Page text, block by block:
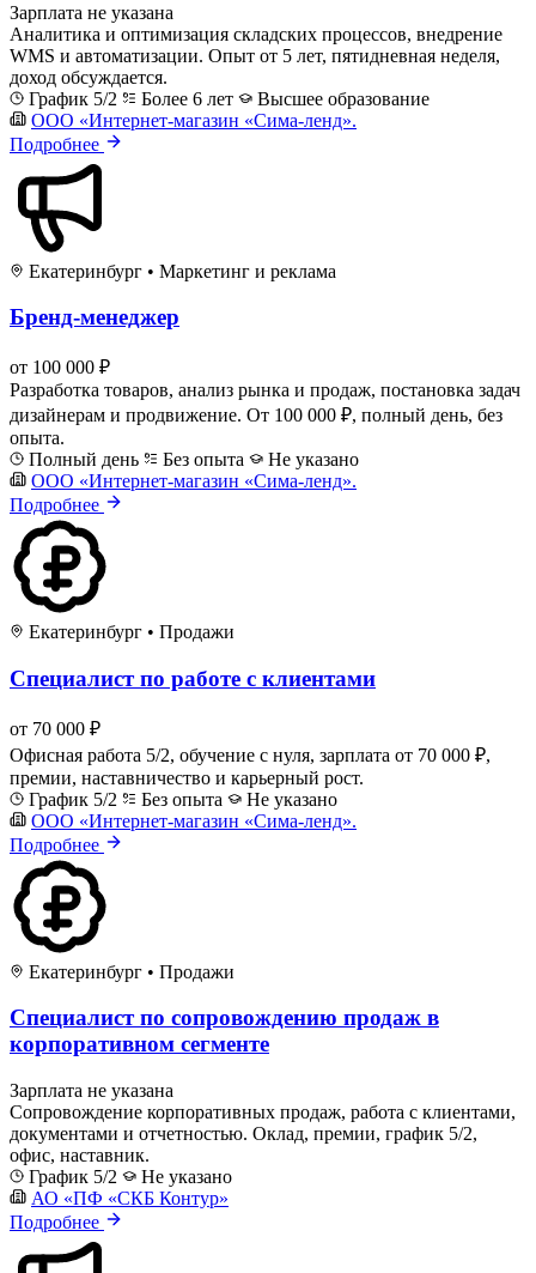
Зарплата не указана
Аналитика и оптимизация складских процессов, внедрение
WMS и автоматизации. Опыт от 5 лет, пятидневная неделя,
доход обсуждается.
График 5/2
Более 6 лет
Высшее образование
ООО «Интернет-магазин «Сима-ленд».
Подробнее
Екатеринбург • Маркетинг и реклама
Бренд-менеджер
от 100 000 ₽
Разработка товаров, анализ рынка и продаж, постановка задач
дизайнерам и продвижение. От 100 000 ₽, полный день, без
опыта.
Полный день
Без опыта
Не указано
ООО «Интернет-магазин «Сима-ленд».
Подробнее
Екатеринбург • Продажи
Специалист по работе с клиентами
от 70 000 ₽
Офисная работа 5/2, обучение с нуля, зарплата от 70 000 ₽,
премии, наставничество и карьерный рост.
График 5/2
Без опыта
Не указано
ООО «Интернет-магазин «Сима-ленд».
Подробнее
Екатеринбург • Продажи
Специалист по сопровождению продаж в
корпоративном сегменте
Зарплата не указана
Сопровождение корпоративных продаж, работа с клиентами,
документами и отчетностью. Оклад, премии, график 5/2,
офис, наставник.
График 5/2
Не указано
АО «ПФ «СКБ Контур»
Подробнее